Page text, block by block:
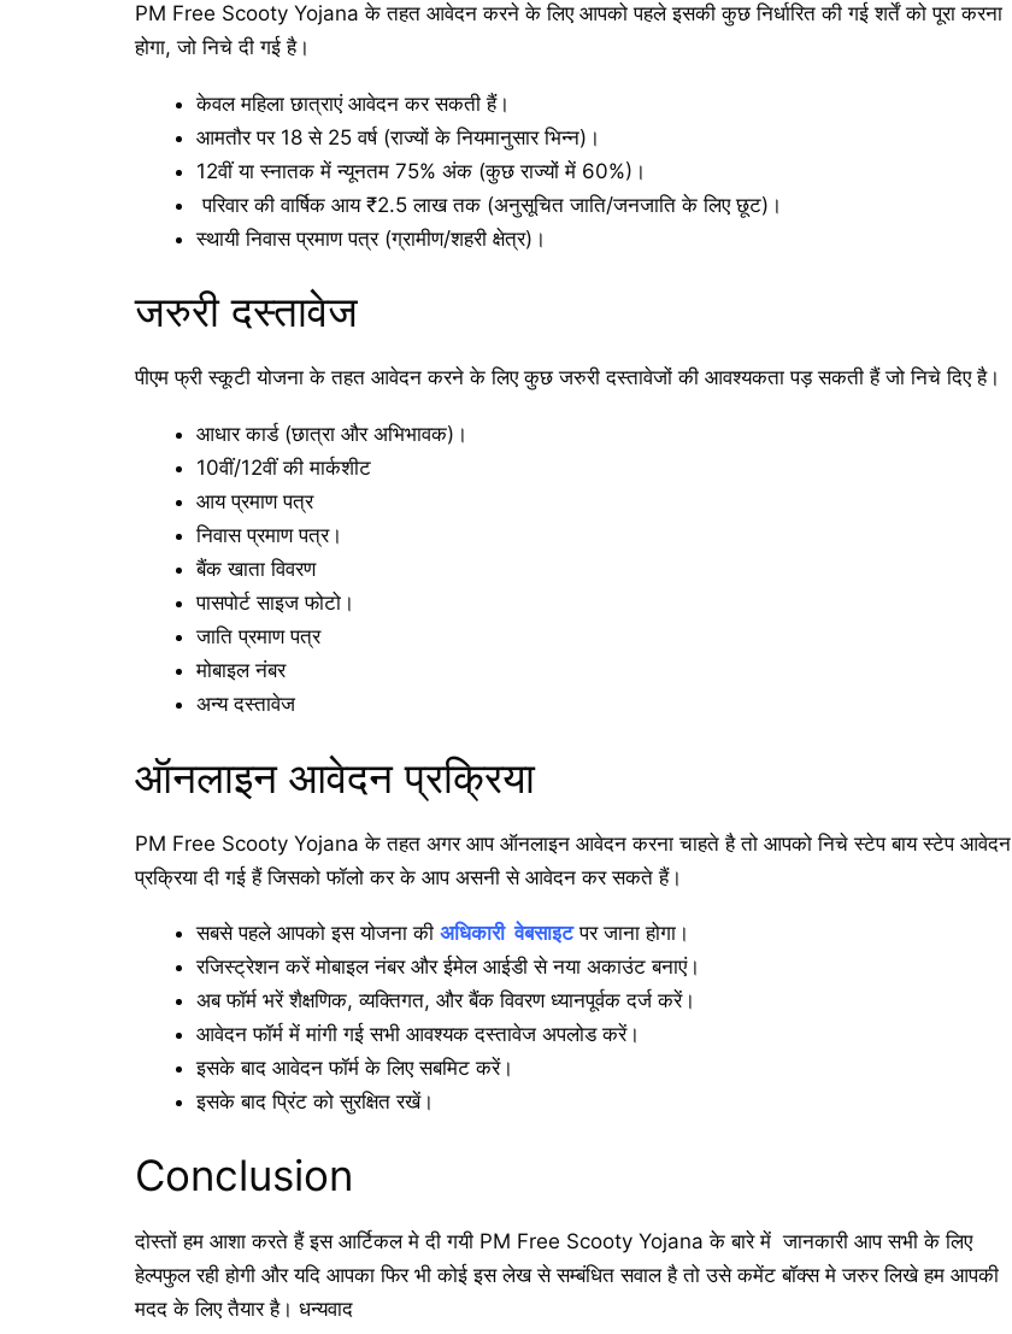
PM Free Scooty Yojana के तहत आवेदन करने के लिए आपको पहले इसकी कुछ निर्धारित की गई शर्तें को पूरा करना
होगा, जो निचे दी गई है।
केवल महिला छात्राएं आवेदन कर सकती हैं।
आमतौर पर 18 से 25 वर्ष (राज्यों के नियमानुसार भिन्न)।
12वीं या स्नातक में न्यूनतम 75% अंक (कुछ राज्यों में 60%)।
परिवार की वार्षिक आय ₹2.5 लाख तक (अनुसूचित जाति/जनजाति के लिए छूट)।
स्थायी निवास प्रमाण पत्र (ग्रामीण/शहरी क्षेत्र)।
जरुरी दस्तावेज
पीएम फ्री स्कूटी योजना के तहत आवेदन करने के लिए कुछ जरुरी दस्तावेजों की आवश्यकता पड़ सकती हैं जो निचे दिए है।
आधार कार्ड (छात्रा और अभिभावक)।
10वीं/12वीं की मार्कशीट
आय प्रमाण पत्र
निवास प्रमाण पत्र।
बैंक खाता विवरण
पासपोर्ट साइज फोटो।
जाति प्रमाण पत्र
मोबाइल नंबर
अन्य दस्तावेज
ऑनलाइन आवेदन प्रक्रिया
PM Free Scooty Yojana के तहत अगर आप ऑनलाइन आवेदन करना चाहते है तो आपको निचे स्टेप बाय स्टेप आवेदन
प्रक्रिया दी गई हैं जिसको फॉलो कर के आप असनी से आवेदन कर सकते हैं।
सबसे पहले आपको इस योजना की अधिकारी वेबसाइटपर जाना होगा।
रजिस्ट्रेशन करें मोबाइल नंबर और ईमेल आईडी से नया अकाउंट बनाएं।
अब फॉर्म भरें शैक्षणिक, व्यक्तिगत, और बैंक विवरण ध्यानपूर्वक दर्ज करें।
आवेदन फॉर्म में मांगी गई सभी आवश्यक दस्तावेज अपलोड करें।
इसके बाद आवेदन फॉर्म के लिए सबमिट करें।
इसके बाद प्रिंट को सुरक्षित रखें।
Conclusion
दोस्तों हम आशा करते हैं इस आर्टिकल मे दी गयी PM Free Scooty Yojana के बारे में जानकारी आप सभी के लिए
हेल्पफुल रही होगी और यदि आपका फिर भी कोई इस लेख से सम्बंधित सवाल है तो उसे कमेंट बॉक्स मे जरुर लिखे हम आपकी
मदद के लिए तैयार है। धन्यवाद